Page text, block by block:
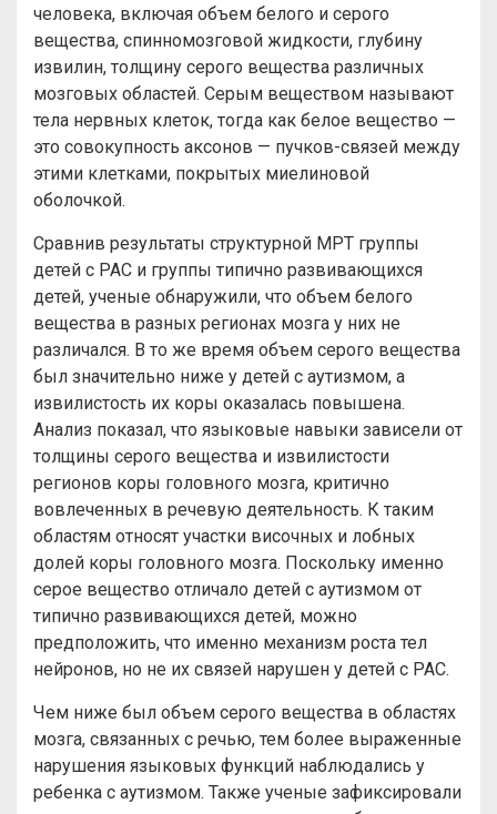
человека, включая объем белого и серого
вещества, спинномозговой жидкости, глубину
извилин, толщину серого вещества различных
мозговых областей. Серым веществом называют
тела нервных клеток, тогда как белое вещество —
это совокупность аксонов — пучков-связей между
этими клетками, покрытых миелиновой
оболочкой.
Сравнив результаты структурной МРТ группы
детей с РАС и группы типично развивающихся
детей, ученые обнаружили, что объем белого
вещества в разных регионах мозга у них не
различался. В то же время объем серого вещества
был значительно ниже у детей с аутизмом, а
извилистость их коры оказалась повышена.
Анализ показал, что языковые навыки зависели от
толщины серого вещества и извилистости
регионов коры головного мозга, критично
вовлеченных в речевую деятельность. К таким
областям относят участки височных и лобных
долей коры головного мозга. Поскольку именно
серое вещество отличало детей с аутизмом от
типично развивающихся детей, можно
предположить, что именно механизм роста тел
нейронов, но не их связей нарушен у детей с РАС.
Чем ниже был объем серого вещества в областях
мозга, связанных с речью, тем более выраженные
нарушения языковых функций наблюдались у
ребенка с аутизмом. Также ученые зафиксировали